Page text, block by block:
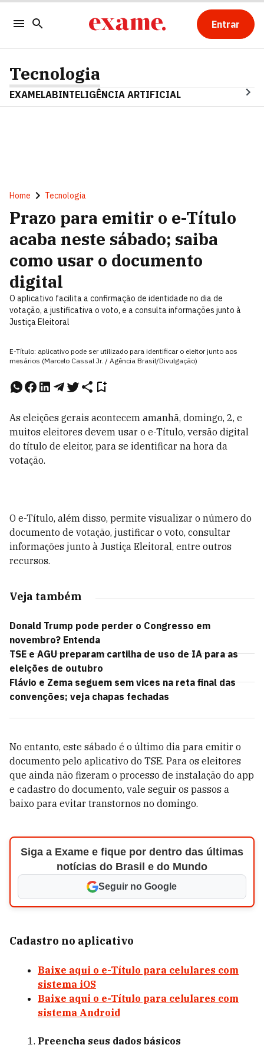
Entrar
Tecnologia
EXAMELABINTELIGÊNCIA ARTIFICIAL
Home Tecnologia
Prazo para emitir o e-Título
acaba neste sábado; saiba
como usar o documento
digital
O aplicativo facilita a confirmação de identidade no dia de
votação, a justificativa o voto, e a consulta informações junto à
Justiça Eleitoral
E-Título: aplicativo pode ser utilizado para identificar o eleitor junto aos
mesários (Marcelo Cassal Jr. / Agência Brasil/Divulgação)
As eleições gerais acontecem amanhã, domingo, 2, e
muitos eleitores devem usar o e-Título, versão digital
do título de eleitor, para se identificar na hora da
votação.
O e-Título, além disso, permite visualizar o número do
documento de votação, justificar o voto, consultar
informações junto à Justiça Eleitoral, entre outros
recursos.
Veja também
Donald Trump pode perder o Congresso em
novembro? Entenda
TSE e AGU preparam cartilha de uso de IA para as
eleições de outubro
Flávio e Zema seguem sem vices na reta final das
convenções; veja chapas fechadas
No entanto, este sábado é o último dia para emitir o
documento pelo aplicativo do TSE. Para os eleitores
que ainda não fizeram o processo de instalação do app
e cadastro do documento, vale seguir os passos a
baixo para evitar transtornos no domingo.
Siga a Exame e fique por dentro das últimas
notícias do Brasil e do Mundo
Seguir no Google
Cadastro no aplicativo
Baixe aqui o e-Título para celulares com
sistema iOS
Baixe aqui o e-Título para celulares com
sistema Android
Preencha seus dados básicos